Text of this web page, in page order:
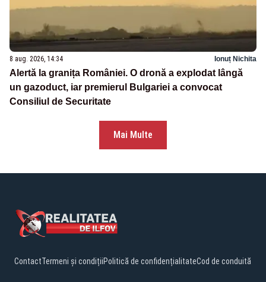
8 aug. 2026, 14:34 Ionuț Nichita
Alertă la granița României. O dronă a explodat lângă
un gazoduct, iar premierul Bulgariei a convocat
Consiliul de Securitate
Mai Multe
ContactTermeni și condițiiPolitică de confidențialitateCod de conduită